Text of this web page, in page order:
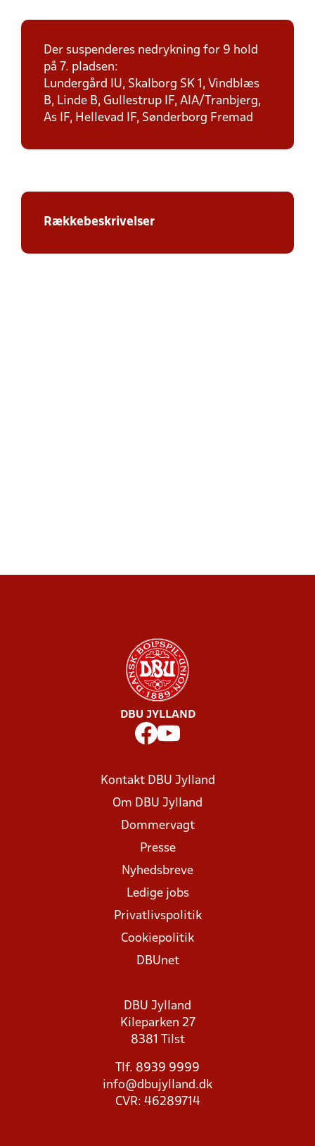
Der suspenderes nedrykning for 9 hold
på 7. pladsen:
Lundergård IU, Skalborg SK 1, Vindblæs
B, Linde B, Gullestrup IF, AIA/Tranbjerg,
As IF, Hellevad IF, Sønderborg Fremad
Rækkebeskrivelser
DBU JYLLAND
Kontakt DBU Jylland
Om DBU Jylland
Dommervagt
Presse
Nyhedsbreve
Ledige jobs
Privatlivspolitik
Cookiepolitik
DBUnet
DBU Jylland
Kileparken 27
8381 Tilst
Tlf. 8939 9999
info@dbujylland.dk
CVR: 46289714